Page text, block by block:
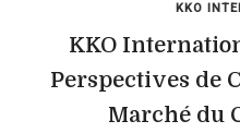
KKO
KKO
Perspectives de
Marché du